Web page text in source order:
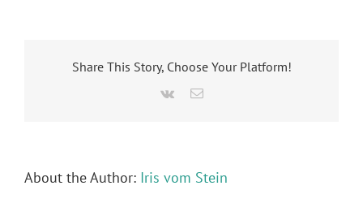
Share This Story, Choose Your Platform!
Vk Email
About the Author: Iris vom Stein